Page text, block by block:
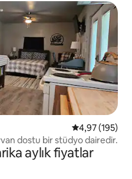
arasında
5 üzerinden
4,97 (195)
dostu bir stüdyo dairedir.
aylık fiyatlar